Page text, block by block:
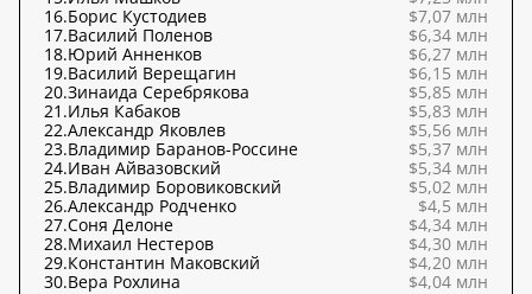
16.Борис Кустодиев
$7,07 млн
17.Василий Поленов
$6,34 млн
18.Юрий Анненков
$6,27 млн
19.Василий Верещагин
$6,15 млн
20.Зинаида Серебрякова
$5,85 млн
21.Илья Кабаков
$5,83 млн
22.Александр Яковлев
$5,56 млн
23.Владимир Баранов-Россине
$5,37 млн
24.Иван Айвазовский
$5,34 млн
25.Владимир Боровиковский
$5,02 млн
26.Александр Родченко
$4,5 млн
27.Соня Делоне
$4,34 млн
28.Михаил Нестеров
$4,30 млн
29.Константин Маковский
$4,20 млн
30.Вера Рохлина $4,04 млн